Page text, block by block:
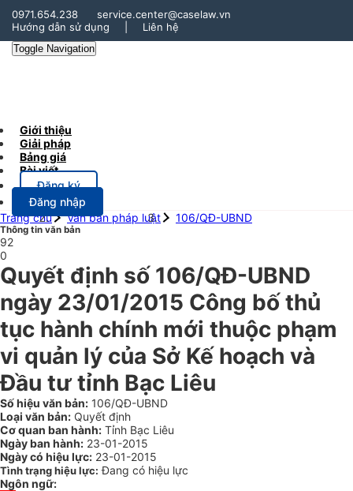
0971.654.238
service.center@caselaw.vn
Hướng dẫn sử dụng
Liên hệ
Toggle Navigation
Giới thiệu
Giải pháp
Bảng giá
Bài viết
Đăng ký
Đăng nhập
Trang chủ
Văn bản pháp luật 106/QĐ-UBND
Thông tin văn bản
92
0
Quyết định số 106/QĐ-UBND
ngày 23/01/2015 Công bố thủ
tục hành chính mới thuộc phạm
vi quản lý của Sở Kế hoạch và
Đầu tư tỉnh Bạc Liêu
Số hiệu văn bản: 106/QĐ-UBND
Loại văn bản: Quyết định
Cơ quan ban hành: Tỉnh Bạc Liêu
Ngày ban hành: 23-01-2015
Ngày có hiệu lực: 23-01-2015
Tình trạng hiệu lực: Đang có hiệu lực
Ngôn ngữ: